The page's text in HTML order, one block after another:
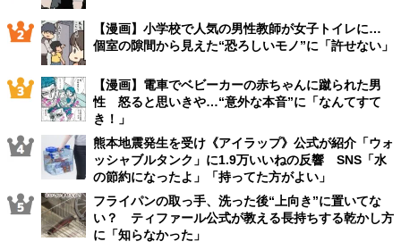
【漫画】小学校で人気の男性教師が女子トイレに…
個室の隙間から見えた“恐ろしいモノ”に「許せない」
【漫画】電車でベビーカーの赤ちゃんに蹴られた男
性 怒ると思いきや…“意外な本音”に「なんてすて
き！」
熊本地震発生を受け《アイラップ》公式が紹介「ウォ
ッシャブルタンク」に1.9万いいねの反響 SNS「水
の節約になったよ」「持ってた方がよい」
フライパンの取っ手、洗った後“上向き”に置いてな
い？ ティファール公式が教える長持ちする乾かし方
に「知らなかった」